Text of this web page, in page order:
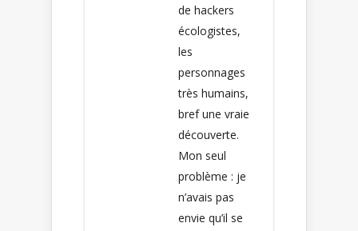
de hackers
écologistes,
les
personnages
très humains,
bref une vraie
découverte.
Mon seul
problème : je
n’avais pas
envie qu’il se